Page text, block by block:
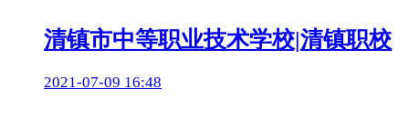
清镇市中等职业技术学校|清镇职校
2021-07-09 16:48